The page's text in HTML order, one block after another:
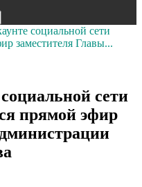
социальной сети
заместителя Главы...
сети
прямой эфир